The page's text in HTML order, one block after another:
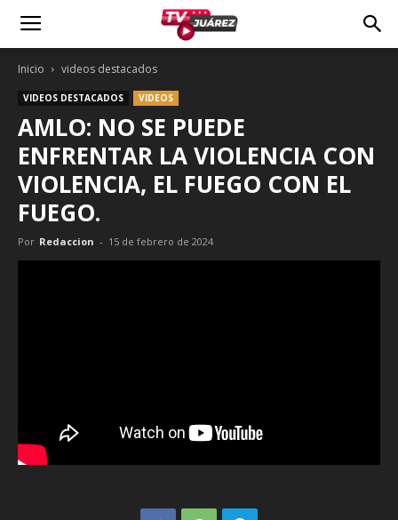
Inicio videos destacados
VIDEOS DESTACADOS VIDEOS
AMLO: NO SE PUEDE
ENFRENTAR LA VIOLENCIA CON
VIOLENCIA, EL FUEGO CON EL
FUEGO.
Por Redaccion - 15 de febrero de 2024